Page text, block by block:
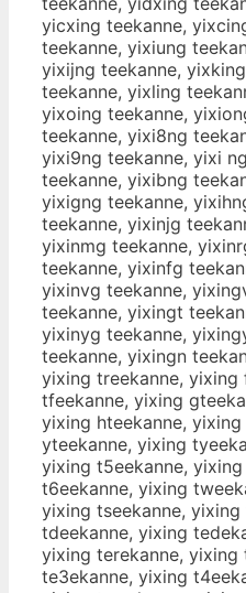
yicxing teekanne,
teekanne, yixiung
yixijng teekanne,
teekanne, yixling
yixoing teekanne,
teekanne, yixi8ng
yixi9ng teekanne, yixi
teekanne, yixibng
yixigng teekanne,
teekanne, yixinjg
yixinmg teekanne,
teekanne, yixinfg
yixinvg teekanne,
teekanne, yixingt
yixinyg teekanne,
teekanne, yixingn
yixing treekanne, yixing
tfeekanne, yixing
yixing hteekanne,
yteekanne, yixing
yixing t5eekanne,
t6eekanne, yixing
yixing tseekanne,
tdeekanne, yixing
yixing terekanne, yixing
te3ekanne, yixing